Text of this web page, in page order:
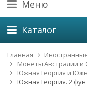
Меню
Каталог
Главная
Монеты Австралии и
Южная Георгия и
Южная Георгия. 2